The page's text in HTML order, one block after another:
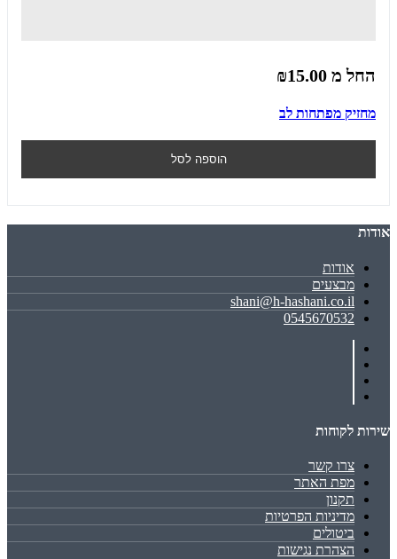
החל מ ₪15.00
מחזיק מפתחות לב
הוספה לסל
אודות
אודות
מבצעים
shani@h-hashani.co.il
0545670532
שירות לקוחות
צרו קשר
מפת האתר
תקנון
מדיניות הפרטיות
ביטולים
הצהרת נגישות